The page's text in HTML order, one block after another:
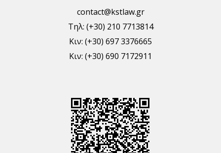
contact@kstlaw.gr
Τηλ: (+30) 210 7713814
Κιν: (+30) 697 3376665
Κιν: (+30) 690 7172911